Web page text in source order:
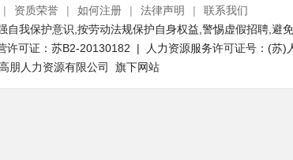
| 资质荣誉 | 如何注册 | 法律声明 |
联系我们
自我保护意识,按劳动法规保护自身权益,警惕虚假招聘,避
许可证：苏B2-20130182 | 人力资源服务许可证号：(苏)
朋人力资源有限公司 旗下网站